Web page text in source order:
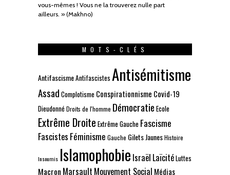
vous-mêmes ! Vous ne la trouverez nulle part
ailleurs. » (Makhno)
MOTS-CLÉS
AntifascismeAntifascistes Antisémitisme
Assad Complotisme Conspirationnisme Covid-19
DieudonnéDroits de l'homme Démocratie Ecole
Extrême Droite Extrême Gauche Fascisme
Fascistes Féminisme Gauche Gilets JaunesHistoire
Insoumis Islamophobie Israël LaïcitéLuttes
Macron Marsault Mouvement Social Médias